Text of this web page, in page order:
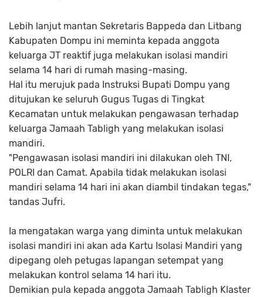
Lebih lanjut mantan Sekretaris Bappeda dan Litbang
Kabupaten Dompu ini meminta kepada anggota
keluarga JT reaktif juga melakukan isolasi mandiri
selama 14 hari di rumah masing-masing.
Hal itu merujuk pada Instruksi Bupati Dompu yang
ditujukan ke seluruh Gugus Tugas di Tingkat
Kecamatan untuk melakukan pengawasan terhadap
keluarga Jamaah Tabligh yang melakukan isolasi
mandiri.
"Pengawasan isolasi mandiri ini dilakukan oleh TNI,
POLRI dan Camat. Apabila tidak melakukan isolasi
mandiri selama 14 hari ini akan diambil tindakan tegas,"
tandas Jufri.
Ia mengatakan warga yang diminta untuk melakukan
isolasi mandiri ini akan ada Kartu Isolasi Mandiri yang
dipegang oleh petugas lapangan setempat yang
melakukan kontrol selama 14 hari itu.
Demikian pula kepada anggota Jamaah Tabligh Klaster